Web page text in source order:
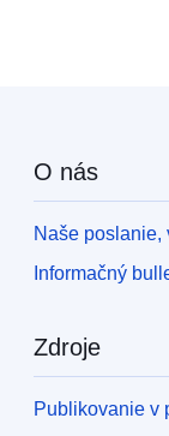
O nás
Naše poslanie,
Informačný
Zdroje
Publikovanie v